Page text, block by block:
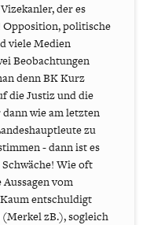
der es
Opposition, politische
viele Medien
Beobachtungen
denn BK Kurz
die Justiz und die
wie am letzten
zu
- dann ist es
Wie oft
vom
entschuldigt
zB.), sogleich